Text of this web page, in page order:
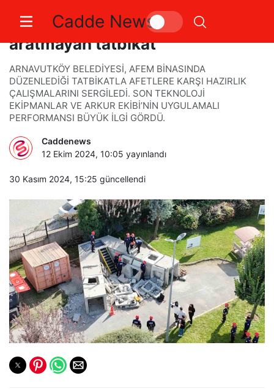
Cadde News
Arnavutköy’de gerçeğini
aratmayan tatbikat
ARNAVUTKÖY BELEDİYESİ, AFEM BİNASINDA
DÜZENLEDİĞİ TATBİKATLA AFETLERE KARŞI HAZIRLIK
ÇALIŞMALARINI SERGİLEDİ. SON TEKNOLOJİ
EKİPMANLAR VE ARKUR EKİBİ’NİN UYGULAMALI
PERFORMANSI BÜYÜK İLGİ GÖRDÜ.
Caddenews
12 Ekim 2024, 10:05 yayınlandı
30 Kasım 2024, 15:25 güncellendi